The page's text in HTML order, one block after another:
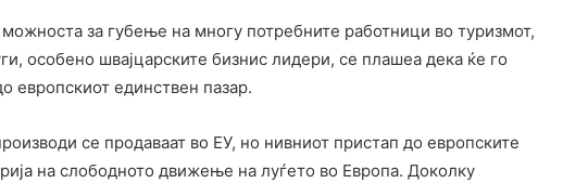
за губење на многу потребните работници во туризмот,
особено швајцарските бизнис лидери, се плашеа дека ќе го
европскиот единствен пазар.
се продаваат во ЕУ, но нивниот пристап до европските
на слободното движење на луѓето во Европа. Доколку